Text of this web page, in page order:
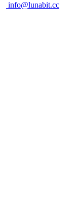
info@lunabit.cc